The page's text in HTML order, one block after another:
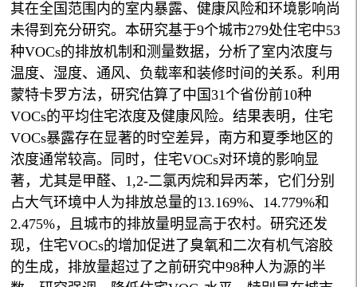
其在全国范围内的室内暴露、健康风险和环境影响尚
未得到充分研究。本研究基于9个城市279处住宅中53
种VOCs的排放机制和测量数据，分析了室内浓度与
温度、湿度、通风、负载率和装修时间的关系。利用
蒙特卡罗方法，研究估算了中国31个省份前10种
VOCs的平均住宅浓度及健康风险。结果表明，住宅
VOCs暴露存在显著的时空差异，南方和夏季地区的
浓度通常较高。同时，住宅VOCs对环境的影响显
著，尤其是甲醛、1,2-二氯丙烷和异丙苯，它们分别
占大气环境中人为排放总量的13.169%、14.779%和
2.475%，且城市的排放量明显高于农村。研究还发
现，住宅VOCs的增加促进了臭氧和二次有机气溶胶
的生成，排放量超过了之前研究中98种人为源的半